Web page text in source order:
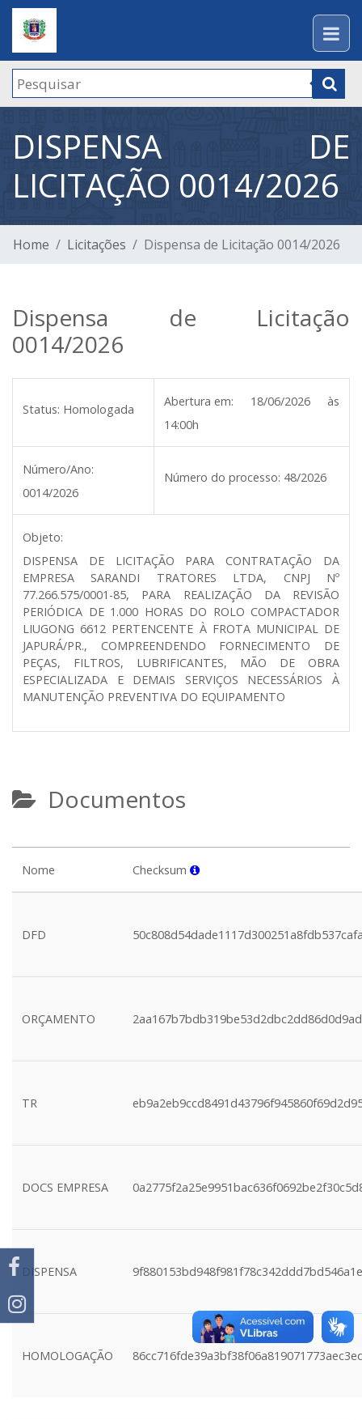
DISPENSA DE
LICITAÇÃO 0014/2026
Home Licitações Dispensa de Licitação 0014/2026
Dispensa de Licitação
0014/2026
Status: Homologada
Abertura em:
18/06/2026 às
14:00h
Número/Ano:
0014/2026
Número do processo: 48/2026
Objeto:
DISPENSA DE LICITAÇÃO PARA CONTRATAÇÃO DA
EMPRESA SARANDI TRATORES LTDA, CNPJ Nº
77.266.575/0001-85, PARA REALIZAÇÃO DA REVISÃO
PERIÓDICA DE 1.000 HORAS DO ROLO COMPACTADOR
LIUGONG 6612 PERTENCENTE À FROTA MUNICIPAL DE
JAPURÁ/PR., COMPREENDENDO FORNECIMENTO DE
PEÇAS, FILTROS, LUBRIFICANTES, MÃO DE OBRA
ESPECIALIZADA E DEMAIS SERVIÇOS NECESSÁRIOS À
MANUTENÇÃO PREVENTIVA DO EQUIPAMENTO
Documentos
Nome Checksum
DFD
ORÇAMENTO
TR
DOCS EMPRESA
DISPENSA
HOMOLOGAÇÃO